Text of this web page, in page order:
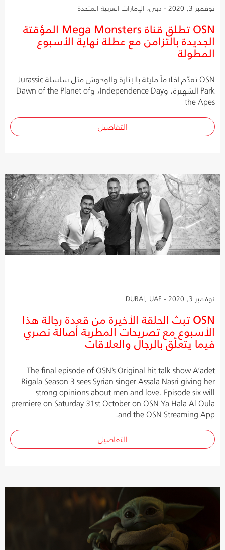
نوفمبر 3, 2020 - دبي، الإمارات العربية المتحدة
OSN تطلق قناة Mega Monsters المؤقتة
الجديدة بالتزامن مع عطلة نهاية الأسبوع
المطولة
OSN تقدّم أفلاماً مليئة بالإثارة والوحوش مثل سلسلة Jurassic
Park الشهيرة، وIndependence Day، وDawn of the Planet of
the Apes
التفاصيل
نوفمبر 3, 2020 - DUBAI, UAE
OSN تبث الحلقة الأخيرة من قعدة رجالة هذا
الأسبوع مع تصريحات المطربة أصالة نصري
فيما يتعلّق بالرجال والعلاقات
The final episode of OSN’s Original hit talk show A’adet
Rigala Season 3 sees Syrian singer Assala Nasri giving her
strong opinions about men and love. Episode six will
premiere on Saturday 31st October on OSN Ya Hala Al Oula
and the OSN Streaming App.
التفاصيل